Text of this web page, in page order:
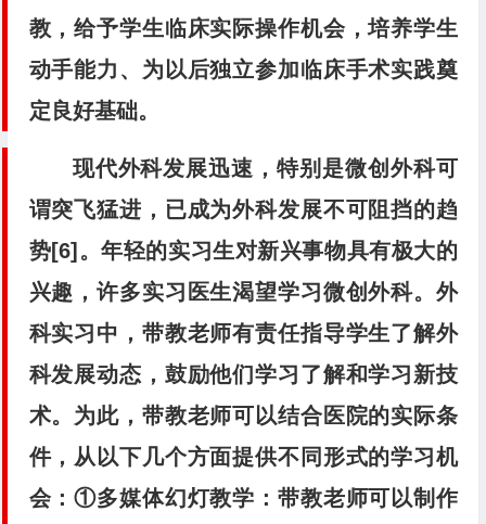
教，给予学生临床实际操作机会，培养学生
动手能力、为以后独立参加临床手术实践奠
定良好基础。
现代外科发展迅速，特别是微创外科可
谓突飞猛进，已成为外科发展不可阻挡的趋
势[6]。年轻的实习生对新兴事物具有极大的
兴趣，许多实习医生渴望学习微创外科。外
科实习中，带教老师有责任指导学生了解外
科发展动态，鼓励他们学习了解和学习新技
术。为此，带教老师可以结合医院的实际条
件，从以下几个方面提供不同形式的学习机
会：①多媒体幻灯教学：带教老师可以制作